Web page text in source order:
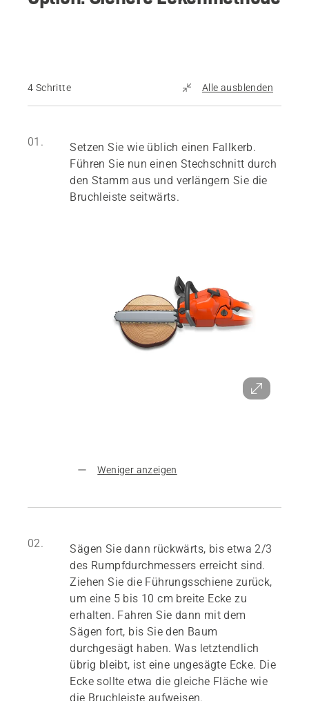
4 Schritte Alle ausblenden
01.
Setzen Sie wie üblich einen Fallkerb.
Führen Sie nun einen Stechschnitt durch
den Stamm aus und verlängern Sie die
Bruchleiste seitwärts.
Weniger anzeigen
02.
Sägen Sie dann rückwärts, bis etwa 2/3
des Rumpfdurchmessers erreicht sind.
Ziehen Sie die Führungsschiene zurück,
um eine 5 bis 10 cm breite Ecke zu
erhalten. Fahren Sie dann mit dem
Sägen fort, bis Sie den Baum
durchgesägt haben. Was letztendlich
übrig bleibt, ist eine ungesägte Ecke. Die
Ecke sollte etwa die gleiche Fläche wie
die Bruchleiste aufweisen.